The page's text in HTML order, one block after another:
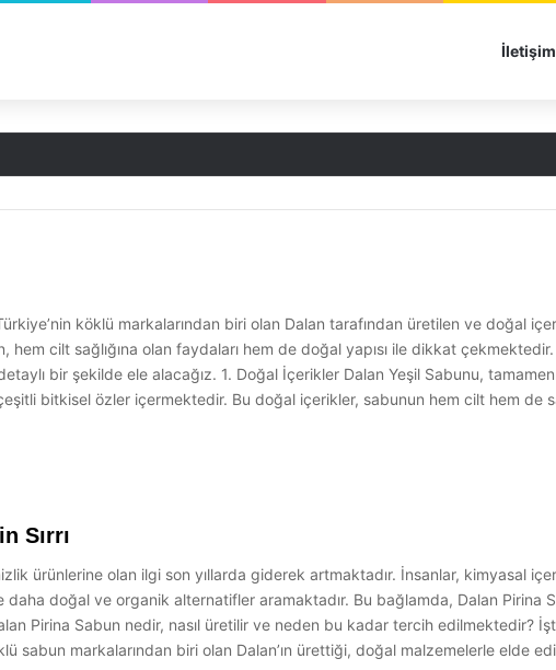
İletişim
köklü markalarından biri olan Dalan tarafından üretilen ve doğal
cilt sağlığına olan faydaları hem de doğal yapısı ile dikkat
bir şekilde ele alacağız. 1. Doğal İçerikler Dalan Yeşil Sabunu,
bitkisel özler içermektedir. Bu doğal içerikler, sabunun hem cilt hem de
Sırrı
ürünlerine olan ilgi son yıllarda giderek artmaktadır. İnsanlar, kimyasal
doğal ve organik alternatifler aramaktadır. Bu bağlamda, Dalan Pirina
Pirina Sabun nedir, nasıl üretilir ve neden bu kadar tercih edilmektedir?
sabun markalarından biri olan Dalan’ın ürettiği, doğal malzemelerle elde